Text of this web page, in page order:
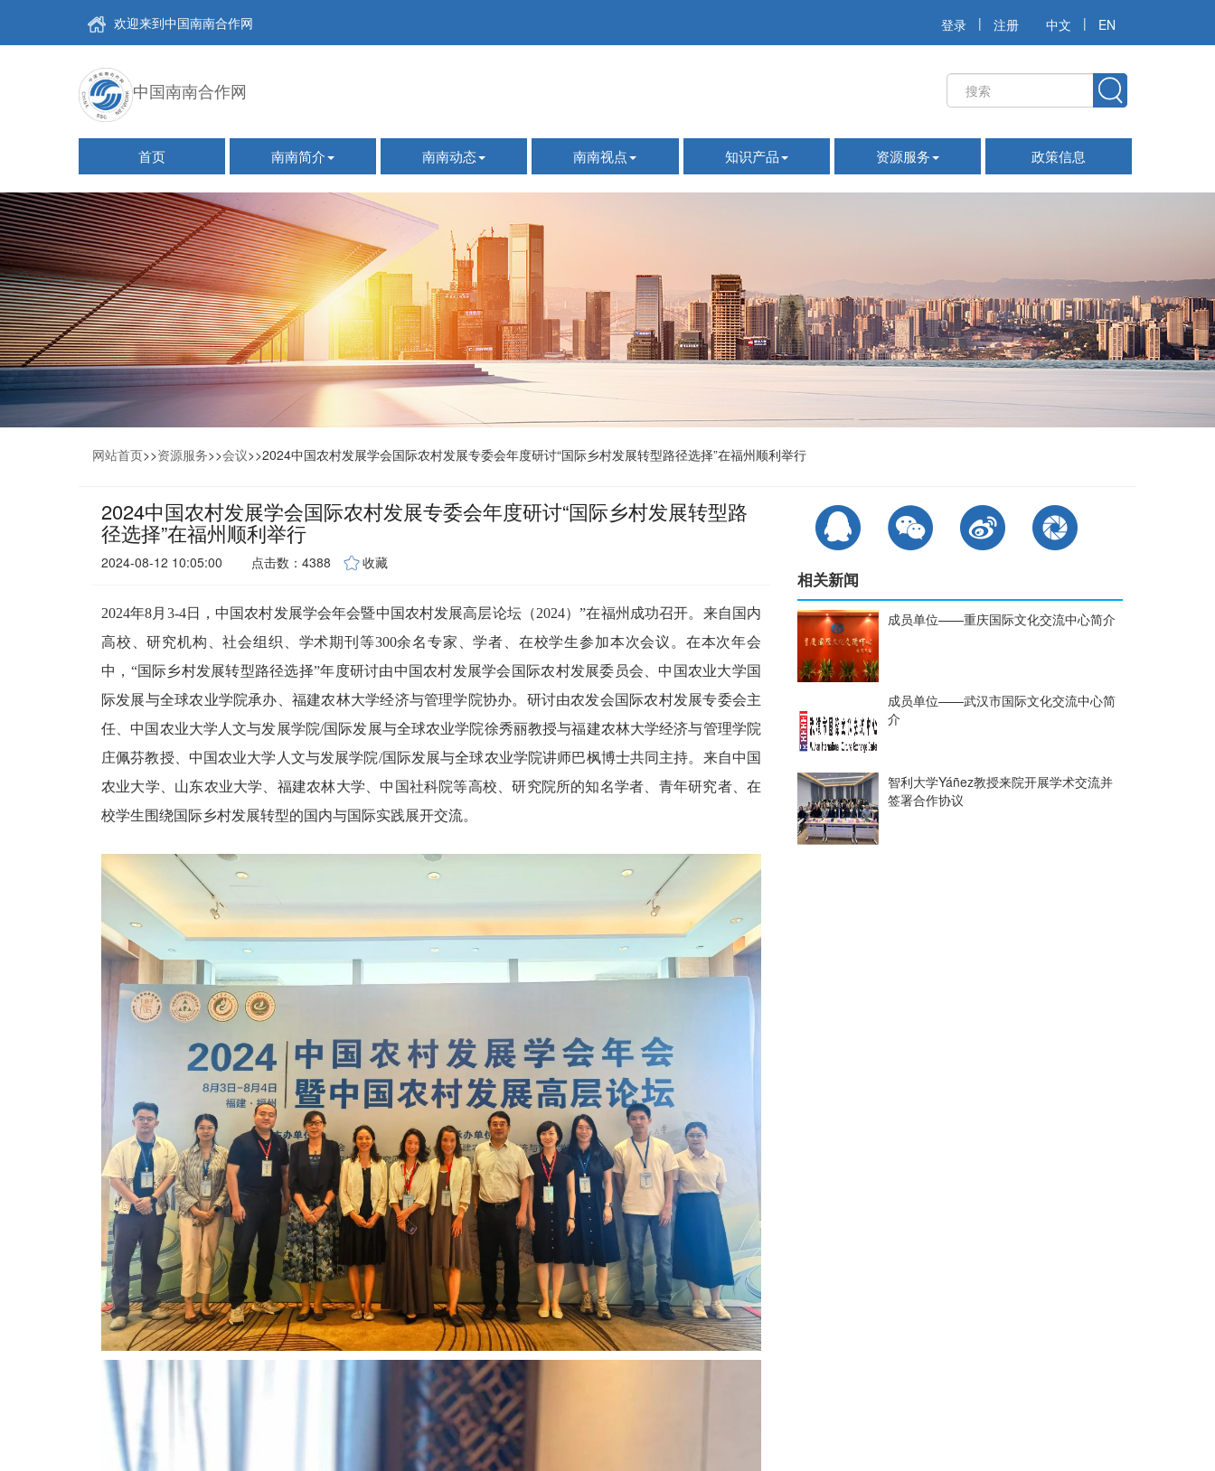
欢迎来到中国南南合作网 登录 | 注册 中文 | EN
中国南南合作网
首页 南南简介 南南动态 南南视点 知识产品 资源服务 政策信息
网站首页>>资源服务>>会议>>2024中国农村发展学会国际农村发展专委会年度研讨“国际乡村发展转型路径选择”在福州顺利举行
2024中国农村发展学会国际农村发展专委会年度研讨“国际乡村发展转型路
径选择”在福州顺利举行
2024-08-12 10:05:00 点击数：4388 收藏
2024年8月3-4日，中国农村发展学会年会暨中国农村发展高层论坛（2024）”在福州成功召开。来自国内
高校、研究机构、社会组织、学术期刊等300余名专家、学者、在校学生参加本次会议。在本次年会
中，“国际乡村发展转型路径选择”年度研讨由中国农村发展学会国际农村发展委员会、中国农业大学国
际发展与全球农业学院承办、福建农林大学经济与管理学院协办。研讨由农发会国际农村发展专委会主
任、中国农业大学人文与发展学院/国际发展与全球农业学院徐秀丽教授与福建农林大学经济与管理学院
庄佩芬教授、中国农业大学人文与发展学院/国际发展与全球农业学院讲师巴枫博士共同主持。来自中国
农业大学、山东农业大学、福建农林大学、中国社科院等高校、研究院所的知名学者、青年研究者、在
校学生围绕国际乡村发展转型的国内与国际实践展开交流。
相关新闻
成员单位——重庆国际文化交流中心简介
成员单位——武汉市国际文化交流中心简
介
智利大学Yáñez教授来院开展学术交流并
签署合作协议